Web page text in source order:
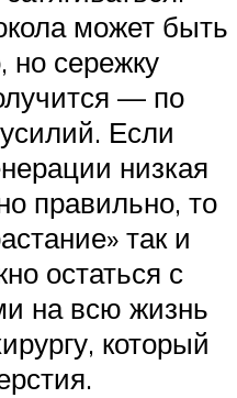
может быть
но сережку
— по
Если
низкая
правильно, то
так и
остаться с
на всю жизнь
который